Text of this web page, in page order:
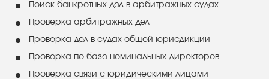
Поиск банкротных дел в арбитражных судах
Проверка арбитражных дел
Проверка дел в судах общей юрисдикции
Проверка по базе номинальных директоров
Проверка связи с юридическими лицами